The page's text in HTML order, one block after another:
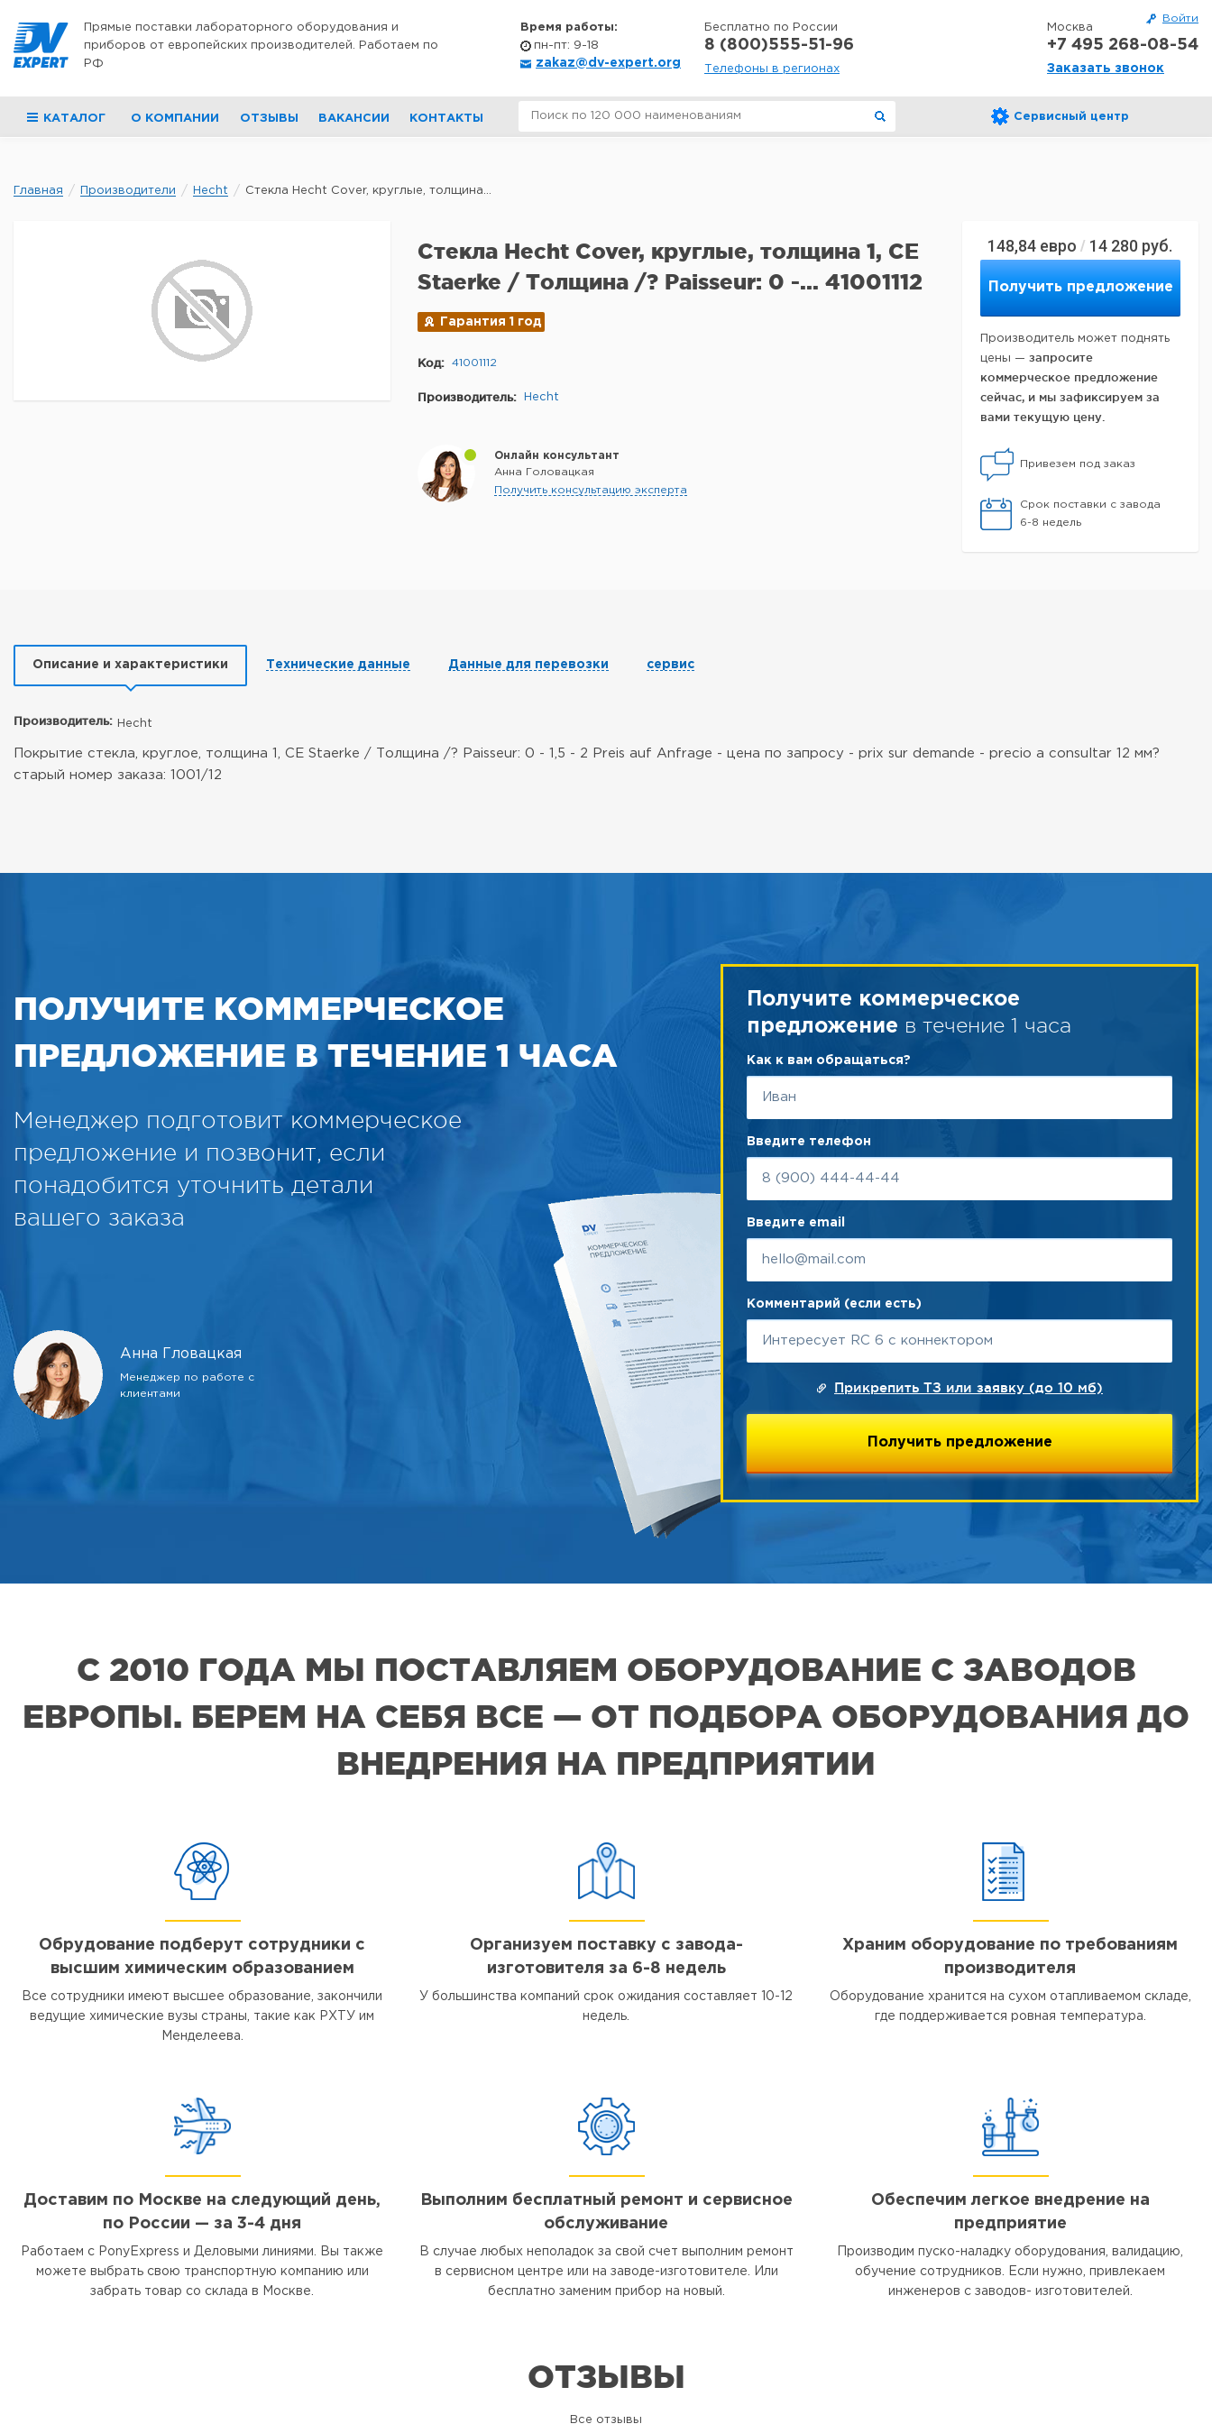
Войти
Прямые поставки лабораторного оборудования и
приборов от европейских производителей. Работаем по
РФ
Время работы:
пн-пт: 9-18
zakaz@dv-expert.org
Бесплатно по России
8 (800)555-51-96
Телефоны в регионах
Москва
+7 495 268-08-54
Заказать звонок
КАТАЛОГ О КОМПАНИИ ОТЗЫВЫ ВАКАНСИИ КОНТАКТЫ Сервисный центр
Главная Производители Hecht Стекла Hecht Cover, круглые, толщина...
148,84 евро / 14 280 руб.
Получить предложение
Производитель может поднять
цены — запросите
коммерческое предложение
сейчас, и мы зафиксируем за
вами текущую цену.
Привезем под заказ
Срок поставки с завода
6-8 недель
Стекла Hecht Cover, круглые, толщина 1, CE
Staerke / Толщина /? Paisseur: 0 -... 41001112
Гарантия 1 год
Код: 41001112
Производитель: Hecht
Онлайн консультант
Анна Головацкая
Получить консультацию эксперта
Описание и характеристики Технические данные Данные для перевозки сервис
Производитель: Hecht
Покрытие стекла, круглое, толщина 1, CE Staerke / Толщина /? Paisseur: 0 - 1,5 - 2 Preis auf Anfrage - цена по запросу - prix sur demande - precio a consultar 12 мм?
старый номер заказа: 1001/12
ПОЛУЧИТЕ КОММЕРЧЕСКОЕ
ПРЕДЛОЖЕНИЕ В ТЕЧЕНИЕ 1 ЧАСА
Менеджер подготовит коммерческое
предложение и позвонит, если
понадобится уточнить детали
вашего заказа
Анна Гловацкая
Менеджер по работе с
клиентами
Получите коммерческое
предложение в течение 1 часа
Как к вам обращаться?
Введите телефон
Введите email
Комментарий (если есть)
Прикрепить ТЗ или заявку (до 10 мб)
С 2010 ГОДА МЫ ПОСТАВЛЯЕМ ОБОРУДОВАНИЕ С ЗАВОДОВ
ЕВРОПЫ. БЕРЕМ НА СЕБЯ ВСЕ — ОТ ПОДБОРА ОБОРУДОВАНИЯ ДО
ВНЕДРЕНИЯ НА ПРЕДПРИЯТИИ
Обрудование подберут сотрудники с
высшим химическим образованием
Все сотрудники имеют высшее образование, закончили
ведущие химические вузы страны, такие как РХТУ им
Менделеева.
Организуем поставку с завода-
изготовителя за 6-8 недель
У большинства компаний срок ожидания составляет 10-12
недель.
Храним оборудование по требованиям
производителя
Оборудование хранится на сухом отапливаемом складе,
где поддерживается ровная температура.
Доставим по Москве на следующий день,
по России — за 3-4 дня
Работаем с PonyExpress и Деловыми линиями. Вы также
можете выбрать свою транспортную компанию или
забрать товар со склада в Москве.
Выполним бесплатный ремонт и сервисное
обслуживание
В случае любых неполадок за свой счет выполним ремонт
в сервисном центре или на заводе-изготовителе. Или
бесплатно заменим прибор на новый.
Обеспечим легкое внедрение на
предприятие
Производим пуско-наладку оборудования, валидацию,
обучение сотрудников. Если нужно, привлекаем
инженеров с заводов- изготовителей.
ОТЗЫВЫ
Все отзывы